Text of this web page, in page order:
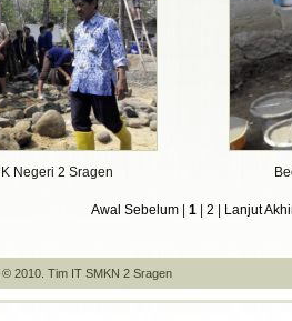
Negeri 2 Sragen
AwalSebelum | 1 | 2 | Lanjut
2010. Tim IT SMKN 2 Sragen